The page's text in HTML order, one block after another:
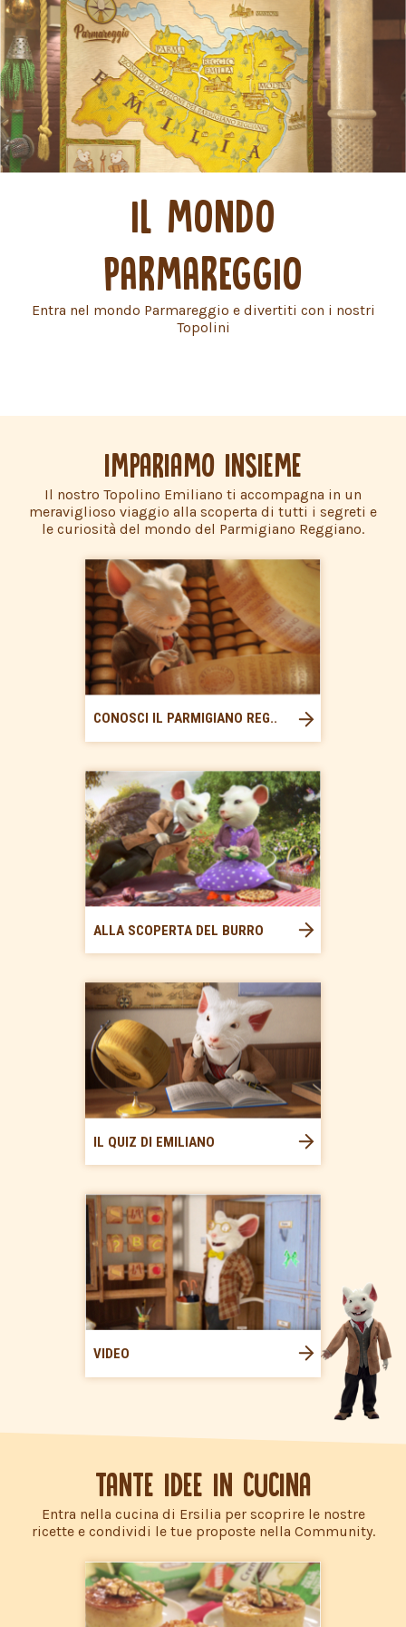
IL MONDO
PARMAREGGIO
Entra nel mondo Parmareggio e divertiti con i nostri
Topolini
IMPARIAMO INSIEME
Il nostro Topolino Emiliano ti accompagna in un
meraviglioso viaggio alla scoperta di tutti i segreti e
le curiosità del mondo del Parmigiano Reggiano.
CONOSCI IL PARMIGIANO REG..
ALLA SCOPERTA DEL BURRO
IL QUIZ DI EMILIANO
VIDEO
TANTE IDEE IN CUCINA
Entra nella cucina di Ersilia per scoprire le nostre
ricette e condividi le tue proposte nella Community.